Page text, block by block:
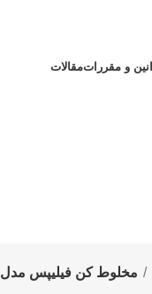
و مقرراتمقالات
مخلوط کن فیلیپس مدل HR3573